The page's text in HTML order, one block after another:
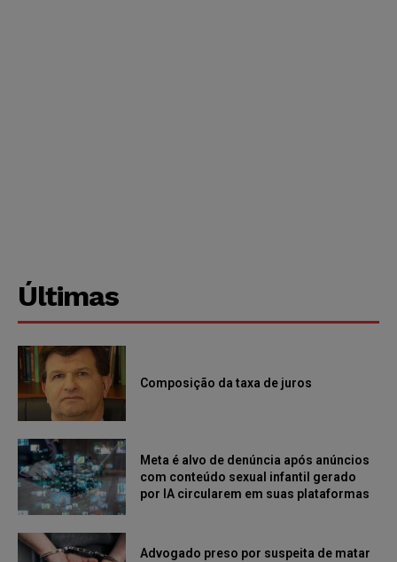
Últimas
Composição da taxa de juros
Meta é alvo de denúncia após anúncios
com conteúdo sexual infantil gerado
por IA circularem em suas plataformas
Advogado preso por suspeita de matar